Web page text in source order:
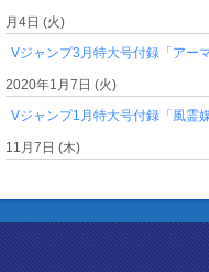
月4日 (火)
Vジャンプ3月特大号付録「アー
2020年1月7日 (火)
Vジャンプ1月特大号付録「風霊
11月7日 (木)